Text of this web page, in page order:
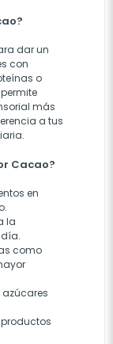
dar un
con
o
más
a tus
Cacao?
en
la
como